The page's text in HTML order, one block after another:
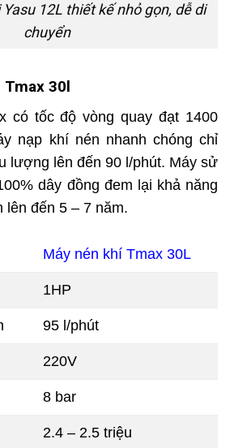
12L thiết kế nhỏ gọn, dễ di
chuyển
Tmax 30l
có tốc độ vòng quay đạt 1400
nạp khí nén nhanh chóng chỉ
lượng lên đến 90 l/phút. Máy sử
dây đồng đem lại khả năng
lên đến 5 – 7 năm.
Máy nén khí Tmax 30L
1HP
95 l/phút
220V
8 bar
2.4 – 2.5 triệu